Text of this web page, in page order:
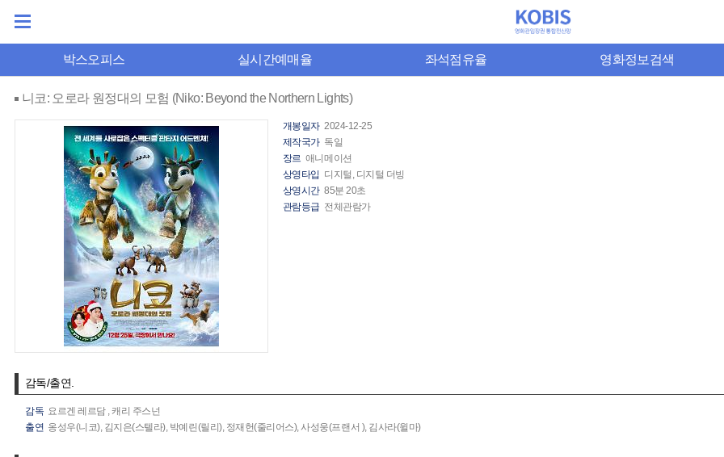
박스오피스 실시간예매율 좌석점유율 영화정보검색
니코: 오로라 원정대의 모험 (Niko: Beyond the Northern Lights)
개봉일자 2024-12-25
제작국가 독일
장르 애니메이션
상영타입 디지털, 디지털 더빙
상영시간 85분 20초
관람등급 전체관람가
감독/출연.
감독 요르겐 레르담,캐리 주스넌
출연 옹성우(니코), 김지은(스텔라), 박예린(릴리), 정재헌(줄리어스), 사성웅(프랜서 ), 김사라(윌마)